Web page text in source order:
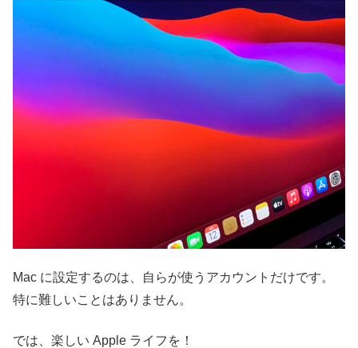
Mac に設定するのは、自らが使うアカウントだけです。
特に難しいことはありません。
では、楽しい Apple ライフを！